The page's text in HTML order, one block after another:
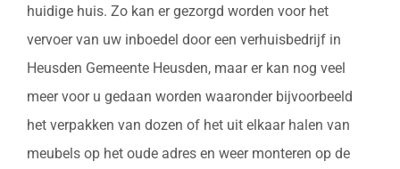
huidige huis. Zo kan er gezorgd worden voor het
vervoer van uw inboedel door een verhuisbedrijf in
Heusden Gemeente Heusden, maar er kan nog veel
meer voor u gedaan worden waaronder bijvoorbeeld
het verpakken van dozen of het uit elkaar halen van
meubels op het oude adres en weer monteren op de